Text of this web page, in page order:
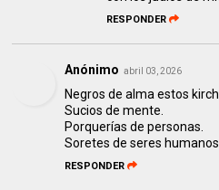
RESPONDER
Anónimo abril 03, 2026
Negros de alma estos
Sucios de mente.
Porquerías de personas.
Soretes de seres
RESPONDER